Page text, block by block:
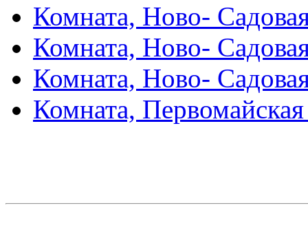
Комната, Ново-
Комната, Ново-
Комната, Ново-
Комната,